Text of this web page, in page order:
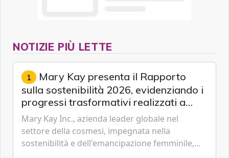
NOTIZIE PIÙ LETTE
1 Mary Kay presenta il Rapporto
sulla sostenibilità 2026, evidenziando i
progressi trasformativi realizzati a
livello globale nelle sfere sociale,
economica e ambientale
Mary Kay Inc., azienda leader globale nel
settore della cosmesi, impegnata nella
sostenibilità e dell'emancipazione femminile,